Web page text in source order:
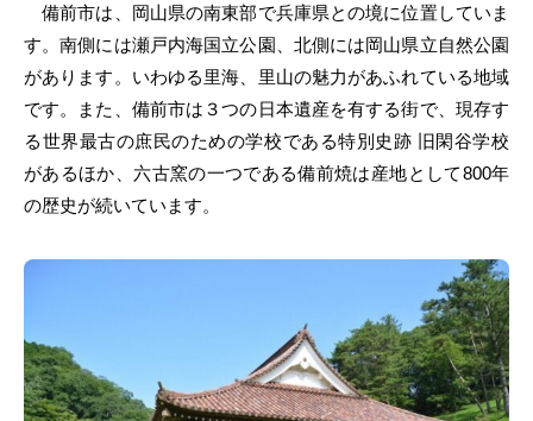
備前市は、岡山県の南東部で兵庫県との境に位置していま
す。南側には瀬戸内海国立公園、北側には岡山県立自然公園
があります。いわゆる里海、里山の魅力があふれている地域
です。また、備前市は３つの日本遺産を有する街で、現存す
る世界最古の庶民のための学校である特別史跡 旧閑谷学校
があるほか、六古窯の一つである備前焼は産地として800年
の歴史が続いています。